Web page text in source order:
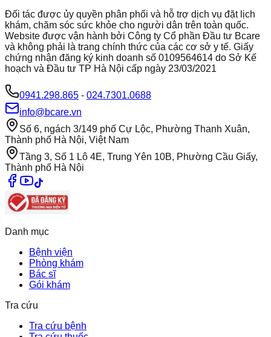
Đối tác được ủy quyền phân phối và hỗ trợ dịch vụ đặt lịch
khám, chăm sóc sức khỏe cho người dân trên toàn quốc.
Website được vận hành bởi Công ty Cổ phần Đầu tư Bcare
và không phải là trang chính thức của các cơ sở y tế. Giấy
chứng nhận đăng ký kinh doanh số 0109564614 do Sở Kế
hoạch và Đầu tư TP Hà Nội cấp ngày 23/03/2021
0941.298.865 - 024.7301.0688
info@bcare.vn
Số 6, ngách 3/149 phố Cự Lộc, Phường Thanh Xuân,
Thành phố Hà Nội, Việt Nam
Tầng 3, Số 1 Lô 4E, Trung Yên 10B, Phường Cầu Giấy,
Thành phố Hà Nội
Danh mục
Bệnh viện
Phòng khám
Bác sĩ
Gói khám
Tra cứu
Tra cứu bệnh